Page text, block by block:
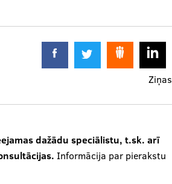
Ziņas
dažādu speciālistu, t.sk. arī
Informācija par pierakstu